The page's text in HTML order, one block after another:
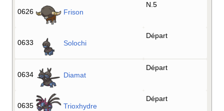
0626 Frison
N.5
0633 Solochi
Départ
0634 Diamat
Départ
0635 Trioxhydre
Départ